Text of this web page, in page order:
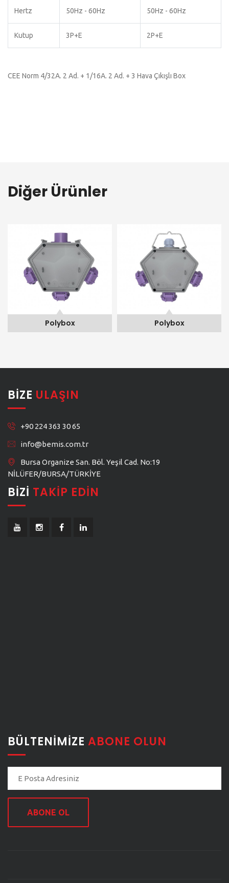
Hertz 50Hz - 60Hz 50Hz - 60Hz
Kutup 3P+E 2P+E
CEE Norm 4/32A. 2 Ad. + 1/16A. 2 Ad. + 3 Hava Çıkışlı Box
Diğer Ürünler
Polybox Polybox
BIZE ULAŞIN
+90 224 363 30 65
info@bemis.com.tr
Bursa Organize San. Böl. Yeşil Cad. No:19
NİLÜFER/BURSA/TÜRKİYE
BIZI TAKIP EDIN
BÜLTENIMIZE ABONE OLUN
ABONE OL